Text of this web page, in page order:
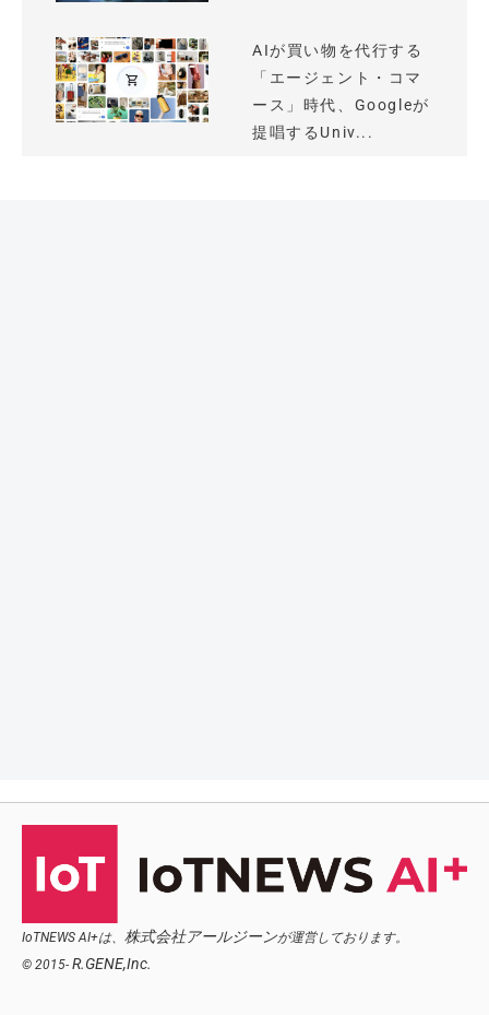
AIが買い物を代行する
「エージェント・コマ
ース」時代、Googleが
提唱するUniv...
IoTNEWS AI+は、 株式会社アールジーンが運営しております。
© 2015- R.GENE,Inc.